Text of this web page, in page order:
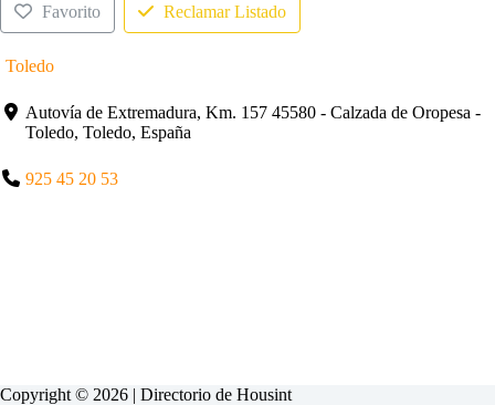
Favorito Reclamar Listado
Toledo
Autovía de Extremadura, Km. 157 45580 - Calzada de Oropesa -
Toledo, Toledo, España
925 45 20 53
Copyright © 2026 | Directorio de Housint